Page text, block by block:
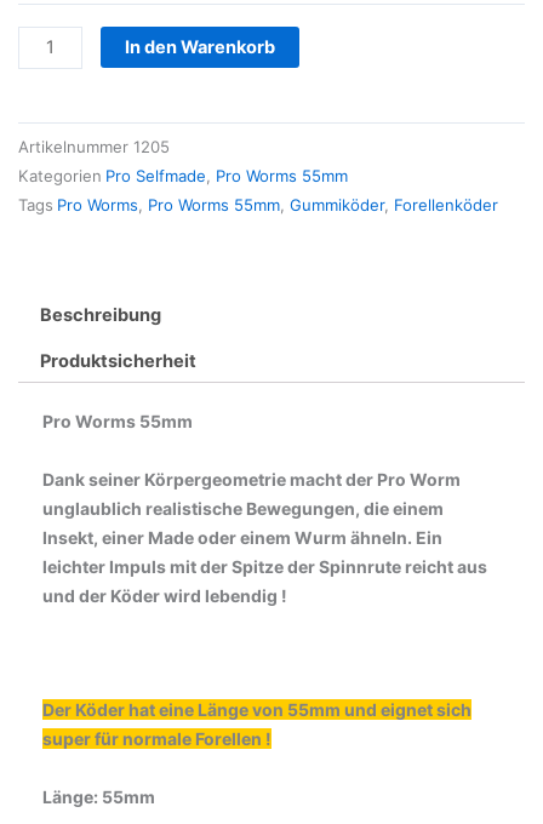
Menge
In den Warenkorb
Artikelnummer 1205
Kategorien Pro Selfmade
Pro Worms 55mm
Tags Pro Worms Pro Worms 55mm Gummiköder, Forellenköder
Beschreibung
Produktsicherheit
Pro Worms 55mm
Dank seiner Körpergeometrie macht der Pro Worm
unglaublich realistische Bewegungen, die einem
Insekt, einer Made oder einem Wurm ähneln. Ein
leichter Impuls mit der Spitze der Spinnrute reicht aus
und der Köder wird lebendig !
Der Köder hat eine Länge von 55mm und eignet sich
super für normale Forellen !
Länge: 55mm